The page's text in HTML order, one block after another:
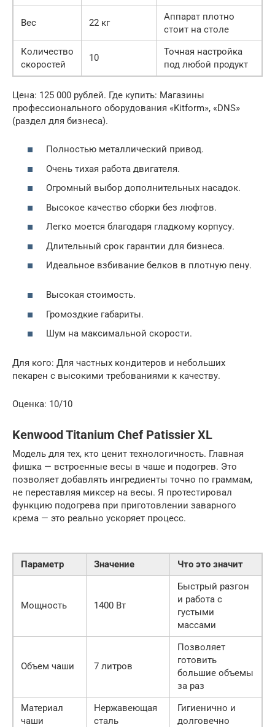
Вес 22 кг
Аппарат плотно
стоит на столе
Количество
скоростей
10
Точная настройка
под любой продукт
Цена: 125 000 рублей. Где купить: Магазины
профессионального оборудования «Kitform», «DNS»
(раздел для бизнеса).
Полностью металлический привод.
Очень тихая работа двигателя.
Огромный выбор дополнительных насадок.
Высокое качество сборки без люфтов.
Легко моется благодаря гладкому корпусу.
Длительный срок гарантии для бизнеса.
Идеальное взбивание белков в плотную пену.
Высокая стоимость.
Громоздкие габариты.
Шум на максимальной скорости.
Для кого: Для частных кондитеров и небольших
пекарен с высокими требованиями к качеству.
Оценка: 10/10
Kenwood Titanium Chef Patissier XL
Модель для тех, кто ценит технологичность. Главная
фишка — встроенные весы в чаше и подогрев. Это
позволяет добавлять ингредиенты точно по граммам,
не переставляя миксер на весы. Я протестировал
функцию подогрева при приготовлении заварного
крема — это реально ускоряет процесс.
Параметр Значение Что это значит
Мощность 1400 Вт
Быстрый разгон
и работа с
густыми
массами
Объем чаши 7 литров
Позволяет
готовить
большие объемы
за раз
Материал
чаши
Нержавеющая
сталь
Гигиенично и
долговечно